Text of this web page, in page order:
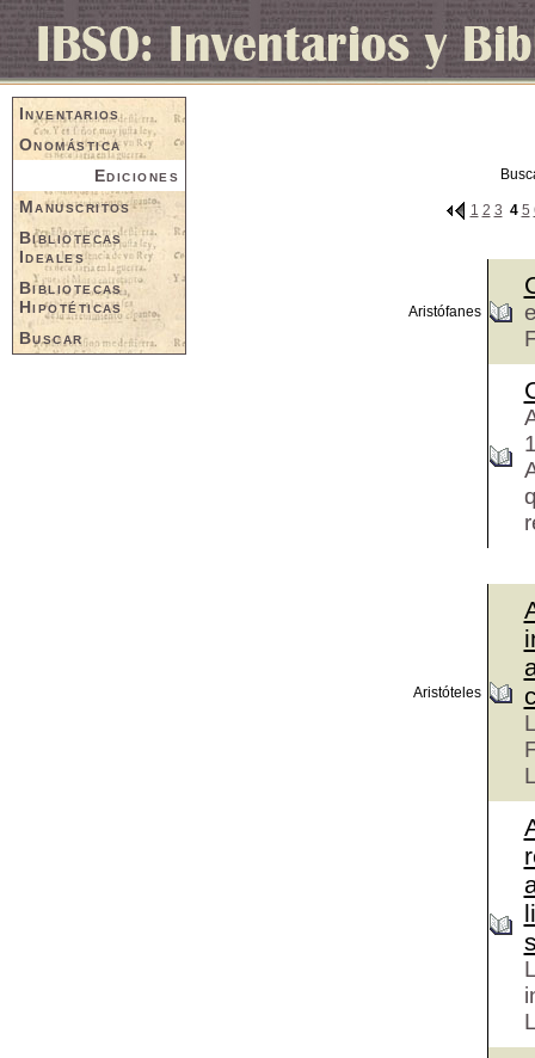
Inventarios
Onomástica
Ediciones
Manuscritos
Bibliotecas
Ideales
Bibliotecas
Hipotéticas
Buscar
1 2 3 4 5
Aristófanes
Aristóteles